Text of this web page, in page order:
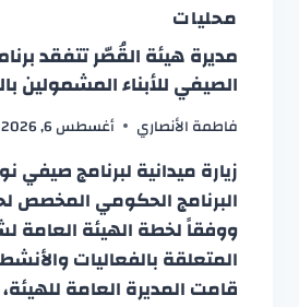
محليات
مديرة هيئة القُصّر تتفقد
الصيفي للأبناء المشمولين
فاطمة الأنصاري أغسطس 6, 2026
زيارة ميدانية لبرنامج
البرنامج الحكومي المخصص
ووفقاً لخطة الهيئة العامة
المتعلقة بالفعاليات
قامت المديرة العامة